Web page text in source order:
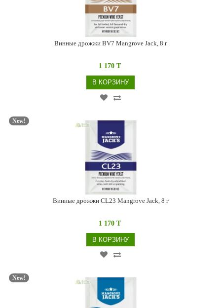
Винные дрожжи BV7 Mangrove Jack, 8 г
1 170 T
В КОРЗИНУ
New!
Винные дрожжи CL23 Mangrove Jack, 8 г
1 170 T
В КОРЗИНУ
New!